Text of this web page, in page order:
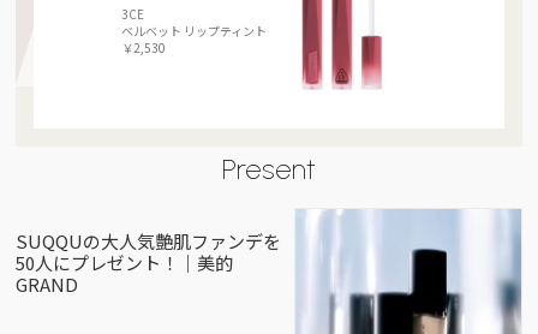
3CE
ベルベット リップティント
￥2,530
Present
SUQQUの大人気艶肌ファンデを
50人にプレゼント！｜美的
GRAND